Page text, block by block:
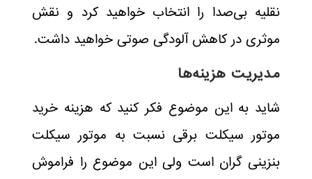
نقلیه بی‌صدا را انتخاب خواهید کرد و نقش
موثری در کاهش آلودگی صوتی خواهید داشت.
مدیریت هزینه‌ها
شاید به این موضوع فکر کنید که هزینه خرید
موتور سیکلت برقی نسبت به موتور سیکلت
بنزینی گران است ولی این موضوع را فراموش